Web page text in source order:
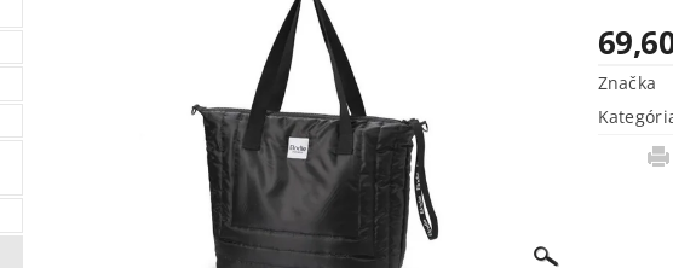
Značka